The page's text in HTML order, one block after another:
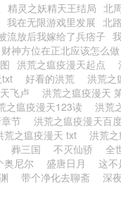
精灵之妖精天王结局 北
我在无限游戏里发展 北
流放后我嫁给了兵痞子
财神方位在正北应该怎么做
洪荒之瘟疫漫天起点
好看的洪荒 洪荒之
飞卢 洪荒之瘟疫漫天
之瘟疫漫天123读 洪荒
节 洪荒之瘟疫漫天百
荒之瘟疫漫天 txt 洪荒
葬三国 不灭仙骄 全
奥尼尔 盛唐日月 这不
带个净化去聊斋 深